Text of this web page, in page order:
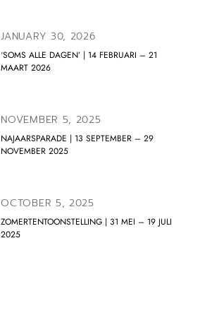
JANUARY 30, 2026
‘SOMS ALLE DAGEN’ | 14 FEBRUARI – 21
MAART 2026
NOVEMBER 5, 2025
NAJAARSPARADE | 13 SEPTEMBER – 29
NOVEMBER 2025
OCTOBER 5, 2025
ZOMERTENTOONSTELLING | 31 MEI – 19 JULI
2025